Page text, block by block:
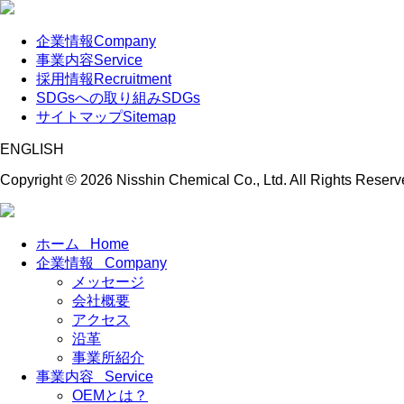
企業情報Company
事業内容Service
採用情報 Recruitment
SDGsへの取り組みSDGs
サイトマップSitemap
ENGLISH
Copyright © 2026 Nisshin Chemical Co., Ltd. All Rights
ホーム
Home
企業情報 Company
メッセージ
会社概要
アクセス
沿革
事業所紹介
事業内容 Service
OEMとは？